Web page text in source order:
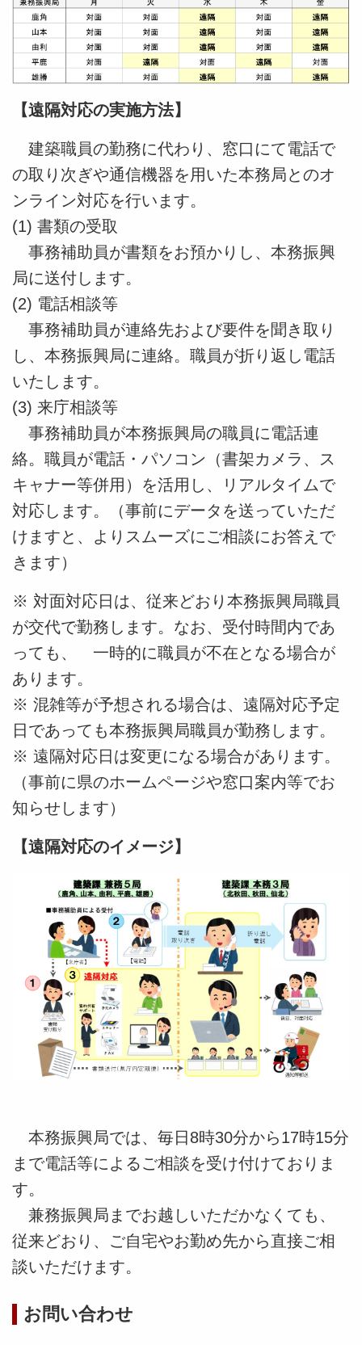
【遠隔対応の実施方法】
建築職員の勤務に代わり、窓口にて電話で
の取り次ぎや通信機器を用いた本務局とのオ
ンライン対応を行います。
(1) 書類の受取
事務補助員が書類をお預かりし、本務振興
局に送付します。
(2) 電話相談等
事務補助員が連絡先および要件を聞き取り
し、本務振興局に連絡。職員が折り返し電話
いたします。
(3) 来庁相談等
事務補助員が本務振興局の職員に電話連
絡。職員が電話・パソコン（書架カメラ、ス
キャナー等併用）を活用し、リアルタイムで
対応します。（事前にデータを送っていただ
けますと、よりスムーズにご相談にお答えで
きます）
※ 対面対応日は、従来どおり本務振興局職員
が交代で勤務します。なお、受付時間内であ
っても、 一時的に職員が不在となる場合が
あります。
※ 混雑等が予想される場合は、遠隔対応予定
日であっても本務振興局職員が勤務します。
※ 遠隔対応日は変更になる場合があります。
（事前に県のホームページや窓口案内等でお
知らせします）
【遠隔対応のイメージ】
本務振興局では、毎日8時30分から17時15分
まで電話等によるご相談を受け付けておりま
す。
兼務振興局までお越しいただかなくても、
従来どおり、ご自宅やお勤め先から直接ご相
談いただけます。
お問い合わせ